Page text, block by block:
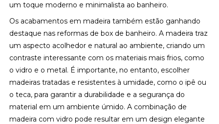
um toque moderno e minimalista ao banheiro.
Os acabamentos em madeira também estão ganhando
destaque nas reformas de box de banheiro. A madeira traz
um aspecto acolhedor e natural ao ambiente, criando um
contraste interessante com os materiais mais frios, como
o vidro e o metal. É importante, no entanto, escolher
madeiras tratadas e resistentes à umidade, como o ipê ou
o teca, para garantir a durabilidade e a segurança do
material em um ambiente úmido. A combinação de
madeira com vidro pode resultar em um design elegante